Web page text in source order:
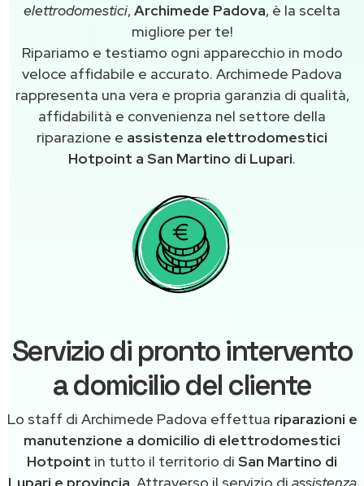
elettrodomestici,Archimede Padova, è la scelta
migliore per te!
Ripariamo e testiamo ogni apparecchio in modo
veloce affidabile e accurato. Archimede Padova
rappresenta una vera e propria garanzia di qualità,
affidabilità e convenienza nel settore della
riparazione e assistenza elettrodomestici
Hotpoint a San Martino di Lupari.
Servizio di pronto intervento
a domicilio del cliente
Lo staff di Archimede Padova effettua riparazioni e
manutenzione a domicilio di elettrodomestici
Hotpoint in tutto il territorio di San Martino di